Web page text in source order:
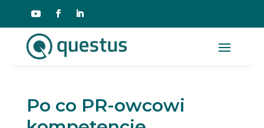
Po co PR-owcowi